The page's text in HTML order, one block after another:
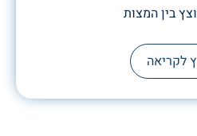
בין המצות
לקריאה